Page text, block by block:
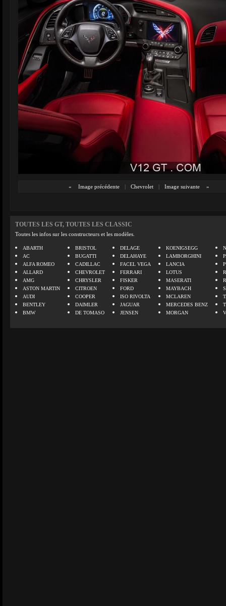
« Image précédente | Chevrolet | Image suivante »
TOUTES LES GT, TOUTES LES CLASSIC
Toutes les infos sur les constructeurs et les modèles.
ABARTH
AC
ALFA ROMEO
ALLARD
AMG
ASTON MARTIN
AUDI
BENTLEY
BMW
BRISTOL
BUGATTI
CADILLAC
CHEVROLET
CHRYSLER
CITROEN
COOPER
DAIMLER
DE TOMASO
DELAGE
DELAHAYE
FACEL VEGA
FERRARI
FISKER
FORD
ISO RIVOLTA
JAGUAR
JENSEN
KOENIGSEGG
LAMBORGHINI
LANCIA
LOTUS
MASERATI
MAYBACH
MCLAREN
MERCEDES BENZ
MORGAN